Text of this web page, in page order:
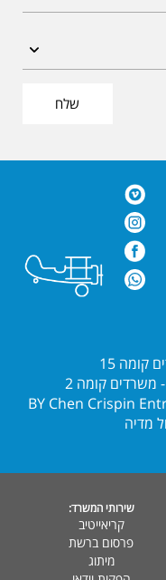
שלח
BY Chen Crispin
מדיה
שירותי המשרד:
קריאייטיב
פרסום ברשת
מיתוג